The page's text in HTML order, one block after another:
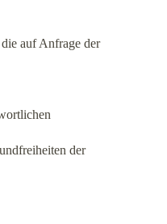
auf Anfrage der
der